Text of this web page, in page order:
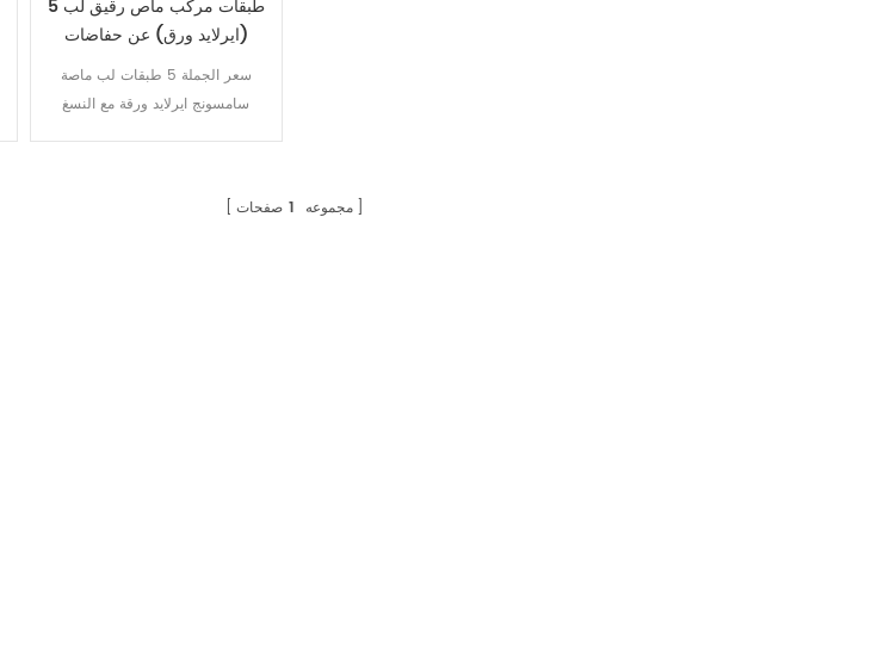
5 طبقات مركب ماص رقيق لب
(ايرلايد ورق) عن حفاضات
الطفل
سعر الجملة 5 طبقات لب ماصة
سامسونج ايرلايد ورقة مع النسغ
مجموعه 1 صفحات